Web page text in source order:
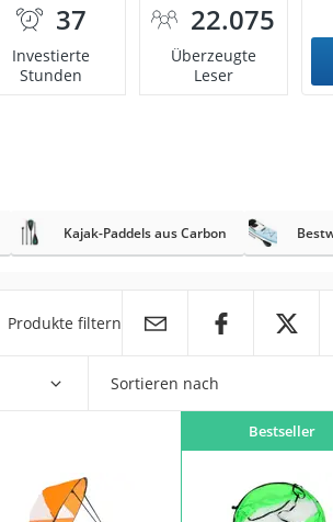
37
Investierte
Stunden
22.075
Überzeugte
Leser
Kajak-Paddels aus Carbon
Produkte filtern
Sortieren nach
Bestseller